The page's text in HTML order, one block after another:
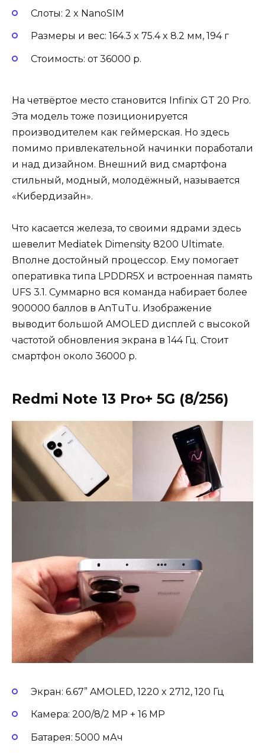
Слоты: 2 x NanoSIM
Размеры и вес: 164.3 x 75.4 x 8.2 мм, 194 г
Стоимость: от 36000 р.
На четвёртое место становится Infinix GT 20 Pro.
Эта модель тоже позиционируется
производителем как геймерская. Но здесь
помимо привлекательной начинки поработали
и над дизайном. Внешний вид смартфона
стильный, модный, молодёжный, называется
«Кибердизайн».
Что касается железа, то своими ядрами здесь
шевелит Mediatek Dimensity 8200 Ultimate.
Вполне достойный процессор. Ему помогает
оперативка типа LPDDR5X и встроенная память
UFS 3.1. Суммарно вся команда набирает более
900000 баллов в AnTuTu. Изображение
выводит большой AMOLED дисплей с высокой
частотой обновления экрана в 144 Гц. Стоит
смартфон около 36000 р.
Redmi Note 13 Pro+ 5G (8/256)
Экран: 6.67” AMOLED, 1220 x 2712, 120 Гц
Камера: 200/8/2 MP + 16 MP
Батарея: 5000 мАч